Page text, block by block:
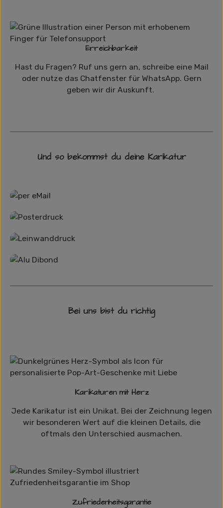
Erreichbarkeit
Hast du Fragen? Ruf uns gern an, schreibe eine Mail
oder nutze das Chatfenster für WhatsApp. Gern
geben wir dir Auskunft.
Und so bekommst du deine Karikatur
Bei uns bist du richtig
Karikaturen mit Herz
Jede Karikatur ist ein Unikat. Bei der Zeichnung legen
wir besonderen Wert auf die kleinen Details, die
oftmals den Unterschied ausmachen.
Zufriedenheitsgarantie